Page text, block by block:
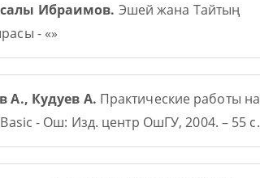
Ибраимов. Эшей жана Тайтың
- «»
А., Кудуев А. Практические работы на
- Ош: Изд. центр ОшГУ, 2004. – 55 с.